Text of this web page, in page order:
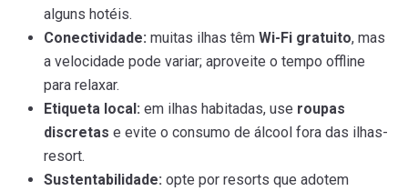
alguns hotéis.
Conectividade: muitas ilhas têm Wi-Fi gratuito, mas
a velocidade pode variar; aproveite o tempo offline
para relaxar.
Etiqueta local: em ilhas habitadas, use roupas
discretas e evite o consumo de álcool fora das ilhas-
resort.
Sustentabilidade: opte por resorts que adotem